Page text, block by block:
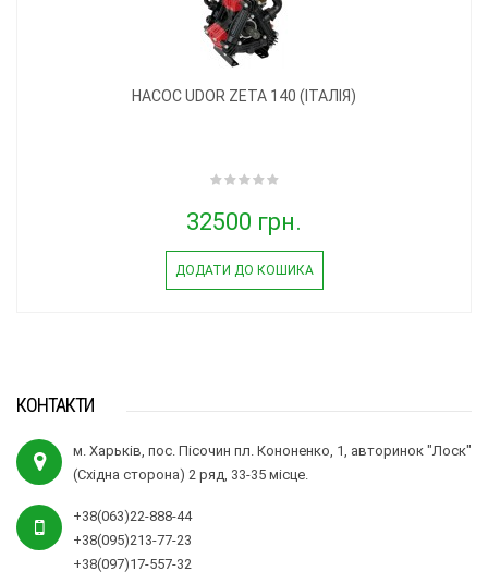
НАСОС UDOR ZETA 140 (ІТАЛІЯ)
32500 грн.
ДОДАТИ ДО КОШИКА
КОНТАКТИ
м. Харьків, пос. Пісочин пл. Кононенко, 1, авторинок "Лоск"
(Східна сторона) 2 ряд, 33-35 місце.
+38(063)22-888-44
+38(095)213-77-23
+38(097)17-557-32